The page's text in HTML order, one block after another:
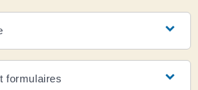
formulaires